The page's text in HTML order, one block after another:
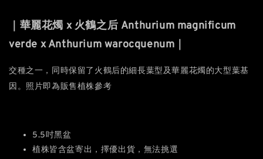
｜華麗花燭 x 火鶴之后 Anthurium magnificum
verde x Anthurium warocquenum｜
交種之一，同時保留了火鶴后的細長葉型及華麗花燭的大型葉基
因。 照片即為販售植株參考
5.5吋黑盆
植株皆含盆寄出，擇優出貨，無法挑選